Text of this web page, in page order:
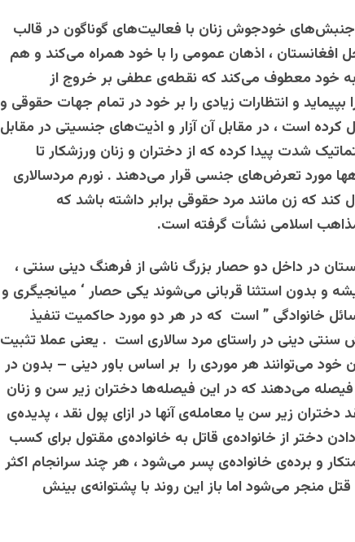
خودجوش زنان با فعالیت‌های گوناگون در قالب
افغانستان ، اذهان عمومی را با خود همراه می‌کند و هم
به خود معطوف می‌کند که نقطه‌ی عطفی بر خروج از
و انتظارات زیادی را بر خود در تمام جهات حقوقی و
کرده است ، در مقابل آن آزار و اذیت‌های جنسیتی در مقابل
شدت پیدا کرده که از دختران و زنان ورزشکار تا
مورد تعرض‌های جنسی قرار می‌دهند . نورم مردسالاری
کند که زن مانند مرد حقوقی برابر داشته باشد که
اسلامی نشأت گرفته است.
در داخل دو حصار بزرگ ناشی از فرهنگ دینی سنتی ،
و بدون استثنا قربانی می‌شوند یکی حصار ‘ میانجیگری و
خانوادگی ” است که در هر دو مورد حاکمیت تنفیذ
دینی در راستای مرد سالاری است . یعنی عملا تثبیت
می‌توانند هر موردی را بر اساس باور دینی – بدون در
می‌دهند که در این فیصله‌ها دختران زیر سن و زنان
دختران زیر سن یا معامله‌ی آنها در ازای پول نقد ، پدیده‌ی
دختر از خانواده‌ی قاتل به خانواده‌ی مقتول برای کسب
و برده‌ی خانواده‌ی پسر می‌شود ، هر چند سرانجام اکثر
منجر می‌شود اما باز این روند با پشتوانه‌ی بینش